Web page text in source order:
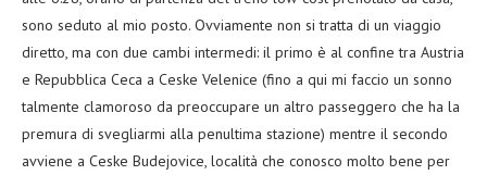
sono seduto al mio posto. Ovviamente non si tratta di un viaggio
diretto, ma con due cambi intermedi: il primo è al confine tra Austria
e Repubblica Ceca a Ceske Velenice (fino a qui mi faccio un sonno
talmente clamoroso da preoccupare un altro passeggero che ha la
premura di svegliarmi alla penultima stazione) mentre il secondo
avviene a Ceske Budejovice, località che conosco molto bene per